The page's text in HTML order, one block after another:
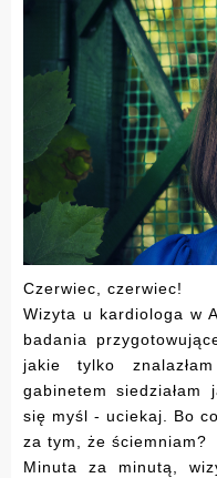
Czerwiec, czerwiec!
Wizyta u kardiologa w
badania
jakie tylko
gabinetem siedziałam
się myśl - uciekaj. Bo
za tym, że ściemniam?
Minuta za minutą,